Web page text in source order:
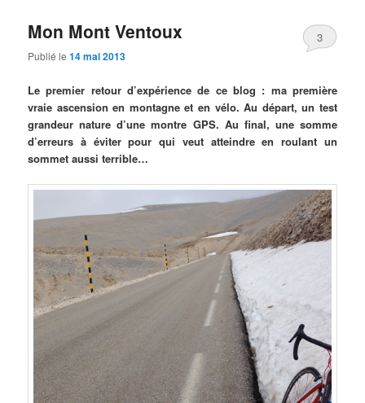
Mon Mont Ventoux
Publié le14 mai 2013
3
Le premier retour d’expérience de ce blog : ma première
vraie ascension en montagne et en vélo. Au départ, un test
grandeur nature d’une montre GPS. Au final, une somme
d’erreurs à éviter pour qui veut atteindre en roulant un
sommet aussi terrible…